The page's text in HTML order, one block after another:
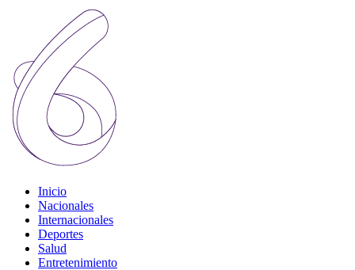
Inicio
Nacionales
Internacionales
Deportes
Salud
Entretenimiento